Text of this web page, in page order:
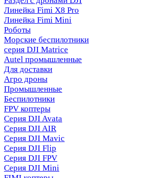
Линейка Fimi X8 Pro
Линейка Fimi Mini
Роботы
Морские беспилотники
серия DJI Matrice
Autel промышленные
Для доставки
Агро дроны
Промышленные
Беспилотники
FPV коптеры
Серия DJI Avata
Серия DJI AIR
Серия DJI Mavic
Серия DJI Flip
Серия DJI FPV
Серия DJI Mini